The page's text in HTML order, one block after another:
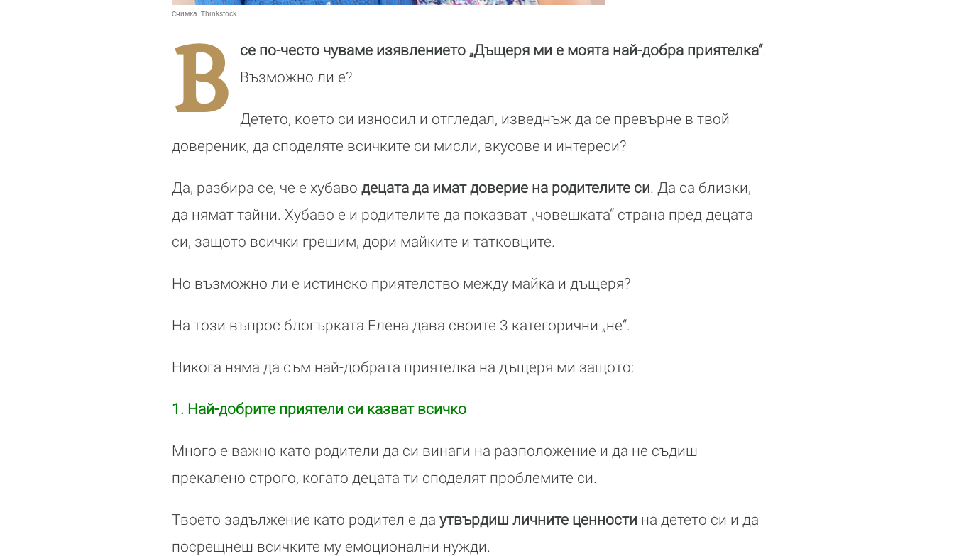
Снимка: Thinkstock
В се по-често чуваме изявлението „Дъщеря ми е моята най-добра приятелка“.
Възможно ли е?
Детето, което си износил и отгледал, изведнъж да се превърне в твой
довереник, да споделяте всичките си мисли, вкусове и интереси?
Да, разбира се, че е хубаво децата да имат доверие на родителите си. Да са близки,
да нямат тайни. Хубаво е и родителите да показват „човешката“ страна пред децата
си, защото всички грешим, дори майките и татковците.
Но възможно ли е истинско приятелство между майка и дъщеря?
На този въпрос блогърката Елена дава своите 3 категорични „не“.
Никога няма да съм най-добрата приятелка на дъщеря ми защото:
1. Най-добрите приятели си казват всичко
Много е важно като родители да си винаги на разположение и да не съдиш
прекалено строго, когато децата ти споделят проблемите си.
Твоето задължение като родител е да утвърдиш личните ценности на детето си и да
посрещнеш всичките му емоционални нужди.